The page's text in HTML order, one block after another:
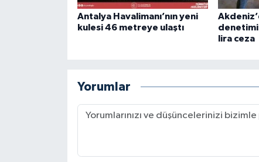
Antalya Havalimanı’nın yeni
kulesi 46 metreye ulaştı
lira ceza
Yorumlar